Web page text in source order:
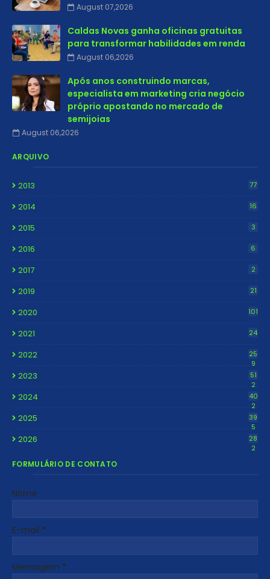
August 07,2026
Caldas Novas ganha oficinas gratuitas
para transformar habilidades em renda
August 06,2026
Após anos construindo marcas,
especialista em marketing cria negócio
próprio apostando no mercado de
semijoias
August 06,2026
ARQUIVO
2013 77
2014 16
2015 3
2016 6
2017 2
2019 21
2020 101
2021 24
2022
25
9
2023
51
2
2024
40
2
2025
39
5
2026
28
2
FORMULÁRIO DE CONTATO
Nome
E-mail *
Mensagem *